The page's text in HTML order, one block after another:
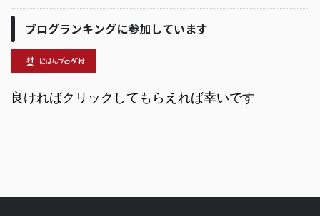
ブログランキングに参加しています
良ければクリックしてもらえれば幸いです